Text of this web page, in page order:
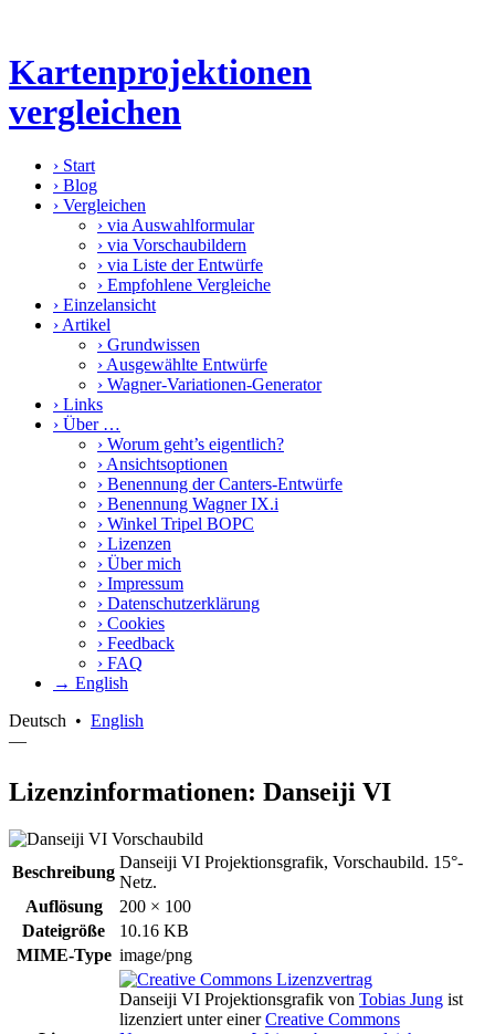
Kartenprojektionen
vergleichen
› Start
› Blog
› Vergleichen
› via Auswahlformular
› via Vorschaubildern
› via Liste der Entwürfe
› Empfohlene Vergleiche
› Einzelansicht
› Artikel
› Grundwissen
› Ausgewählte Entwürfe
› Wagner-Variationen-Generator
› Links
› Über …
› Worum geht’s eigentlich?
› Ansichtsoptionen
› Benennung der Canters-Entwürfe
› Benennung Wagner IX.i
› Winkel Tripel BOPC
› Lizenzen
› Über mich
› Impressum
› Datenschutzerklärung
› Cookies
› Feedback
› FAQ
→ English
Deutsch • English
—
Lizenzinformationen: Danseiji VI
Beschreibung
Danseiji VI Projektionsgrafik, Vorschaubild. 15°-
Netz.
Auflösung
200 × 100
Dateigröße
10.16 KB
MIME-Type image/png
Danseiji VI Projektionsgrafik von Tobias Jung ist
lizenziert unter einerCreative Commons